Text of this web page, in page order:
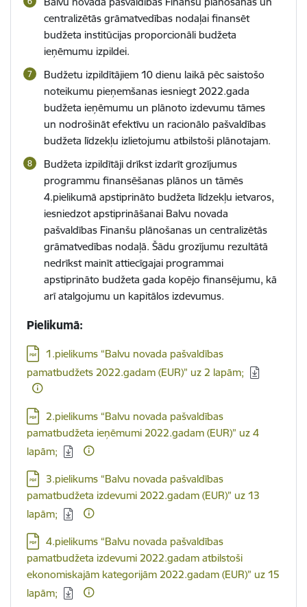
centralizētās grāmatvedības nodaļai finansēt
budžeta institūcijas proporcionāli budžeta
ieņēmumu izpildei.
Budžetu izpildītājiem 10 dienu laikā pēc saistošo
noteikumu pieņemšanas iesniegt 2022.gada
budžeta ieņēmumu un plānoto izdevumu tāmes
un nodrošināt efektīvu un racionālo pašvaldības
budžeta līdzekļu izlietojumu atbilstoši plānotajam.
Budžeta izpildītāji drīkst izdarīt grozījumus
programmu finansēšanas plānos un tāmēs
4.pielikumā apstiprināto budžeta līdzekļu ietvaros,
iesniedzot apstiprināšanai Balvu novada
pašvaldības Finanšu plānošanas un centralizētās
grāmatvedības nodaļā. Šādu grozījumu rezultātā
nedrīkst mainīt attiecīgajai programmai
apstiprināto budžeta gada kopējo finansējumu, kā
arī atalgojumu un kapitālos izdevumus.
Pielikumā:
Lejupielādēt:
1.pielikums “Balvu novada pašvaldības
pamatbudžets 2022.gadam (EUR)” uz 2 lapām;
Lejupielādēt:
2.pielikums “Balvu novada pašvaldības
pamatbudžeta ieņēmumi 2022.gadam (EUR)” uz 4
lapām;
Lejupielādēt:
3.pielikums “Balvu novada pašvaldības
pamatbudžeta izdevumi 2022.gadam (EUR)” uz 13
lapām;
Lejupielādēt:
4.pielikums “Balvu novada pašvaldības
pamatbudžeta izdevumi 2022.gadam atbilstoši
ekonomiskajām kategorijām 2022.gadam (EUR)” uz 15
lapām;